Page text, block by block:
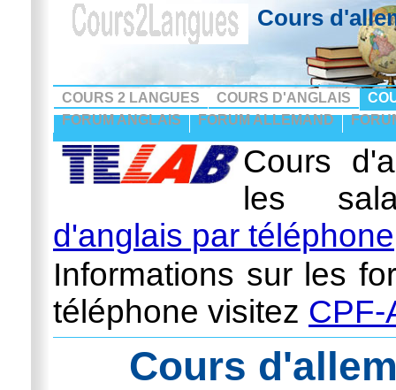
Cours
COURS 2 LANGUES COURS D'ANGLAIS
FORUM ANGLAIS
FORUM ALLEMAND
Cours
les
d'anglais par téléphone
Informations sur les
téléphone visitez CPF-
Cours